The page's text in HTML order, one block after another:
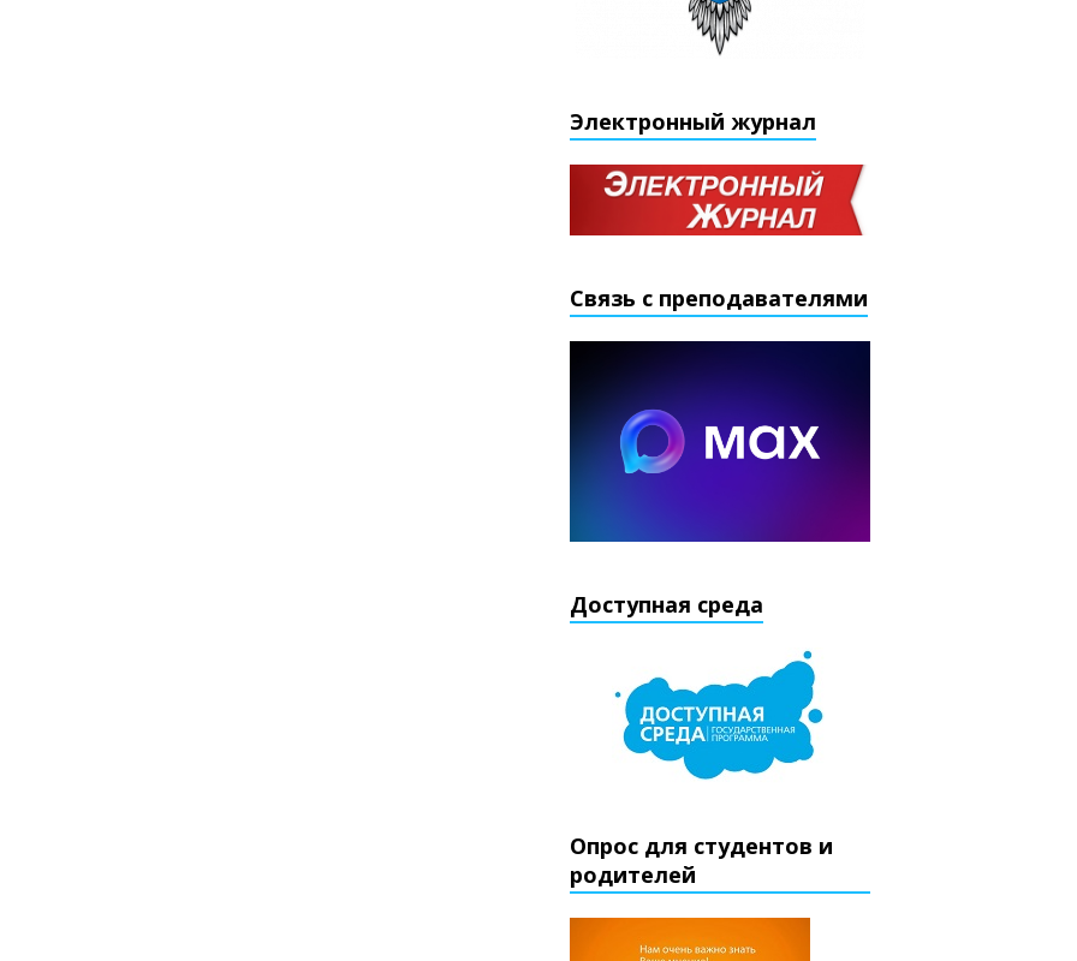
Электронный журнал
Связь с преподавателями
Доступная среда
Опрос для студентов и
родителей